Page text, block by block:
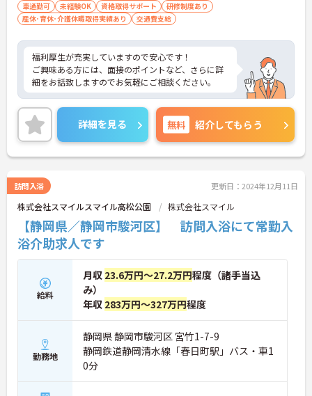
車通勤可 未経験OK 資格取得サポート
研修制度あり
産休･育休･介護休暇取得実績あり
交通費支給
福利厚生が充実していますので安心です！
ご興味ある方には、面接のポイントなど、さらに詳
細をお話致しますのでお気軽にご相談ください。
詳細を見る 無料 紹介してもらう
訪問入浴 更新日：2024年12月11日
株式会社スマイルスマイル高松公園 株式会社スマイル
【静岡県／静岡市駿河区】 訪問入浴にて常勤入
浴介助求人です
給料
月収 23.6万円～27.2万円程度（諸手当込
み）
年収 283万円～327万円程度
勤務地
静岡県 静岡市駿河区 宮竹1-7-9
静岡鉄道静岡清水線「春日町駅」バス・車1
0分